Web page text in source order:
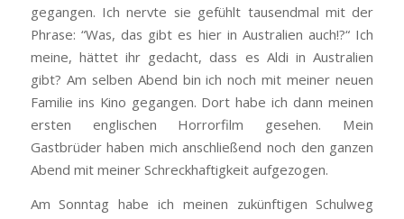
gegangen. Ich nervte sie gefühlt tausendmal mit der
Phrase: “Was, das gibt es hier in Australien auch!?“ Ich
meine, hättet ihr gedacht, dass es Aldi in Australien
gibt? Am selben Abend bin ich noch mit meiner neuen
Familie ins Kino gegangen. Dort habe ich dann meinen
ersten englischen Horrorfilm gesehen. Mein
Gastbrüder haben mich anschließend noch den ganzen
Abend mit meiner Schreckhaftigkeit aufgezogen.
Am Sonntag habe ich meinen zukünftigen Schulweg